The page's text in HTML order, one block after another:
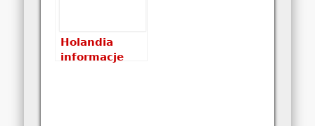
Holandia
informacje